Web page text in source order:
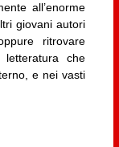
all’enorme
giovani autori
ritrovare
letteratura che
e nei vasti